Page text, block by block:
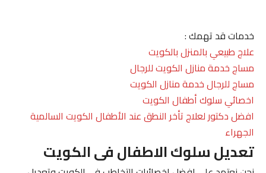
خدمات قد تهمك :
علاج طبيعي بالمنزل بالكويت
مساج خدمة منازل الكويت للرجال
مساج للرجال خدمة منازل الكويت
اخصائي سلوك أطفال الكويت
افضل دكتور لعلاج تأخر النطق عند الأطفال الكويت السالمية
الجهراء
تعديل سلوك الاطفال فى الكويت